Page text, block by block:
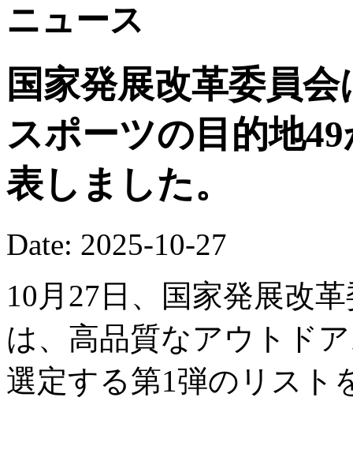
ニュース
国家発展改革委員
スポーツの目的地
表しました。
Date: 2025-10-27
10月27日、国家発展改
は、高品質なアウトド
選定する第1弾のリスト